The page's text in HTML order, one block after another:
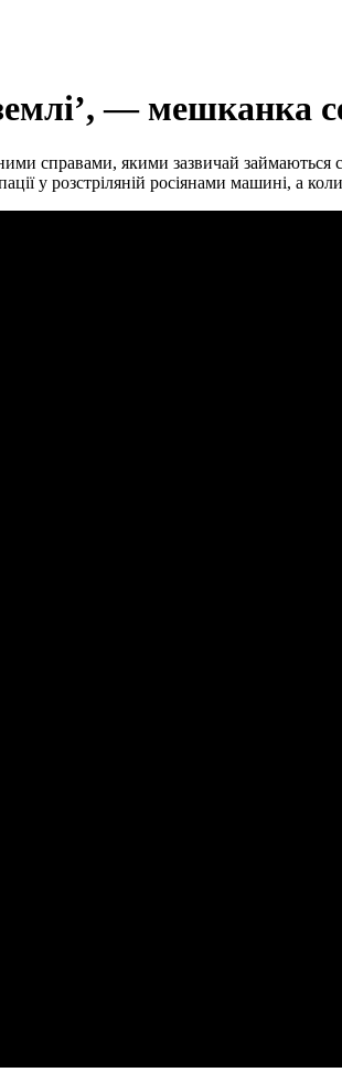
— мешканка
справами, якими зазвичай
у розстріляній росіянами машині, а